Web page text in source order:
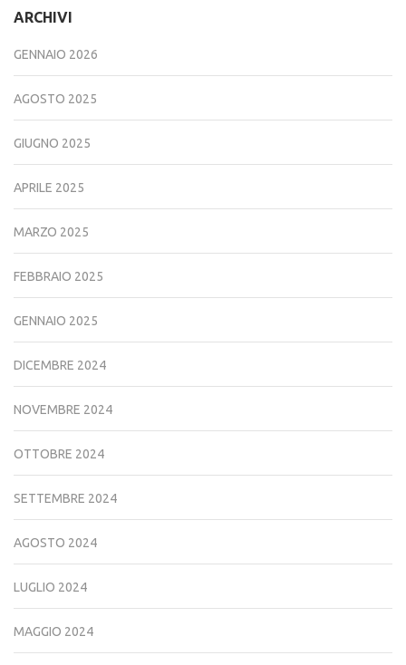
ARCHIVI
GENNAIO 2026
AGOSTO 2025
GIUGNO 2025
APRILE 2025
MARZO 2025
FEBBRAIO 2025
GENNAIO 2025
DICEMBRE 2024
NOVEMBRE 2024
OTTOBRE 2024
SETTEMBRE 2024
AGOSTO 2024
LUGLIO 2024
MAGGIO 2024